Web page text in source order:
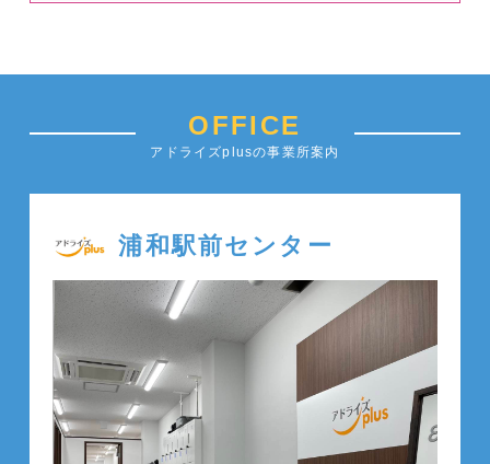
OFFICE
アドライズplusの事業所案内
浦和駅前センター